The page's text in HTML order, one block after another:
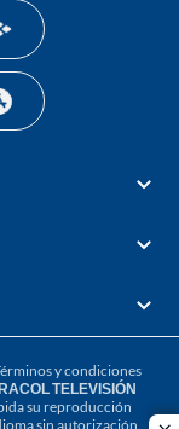
y condiciones
TELEVISIÓN
su reproducción
sin autorización